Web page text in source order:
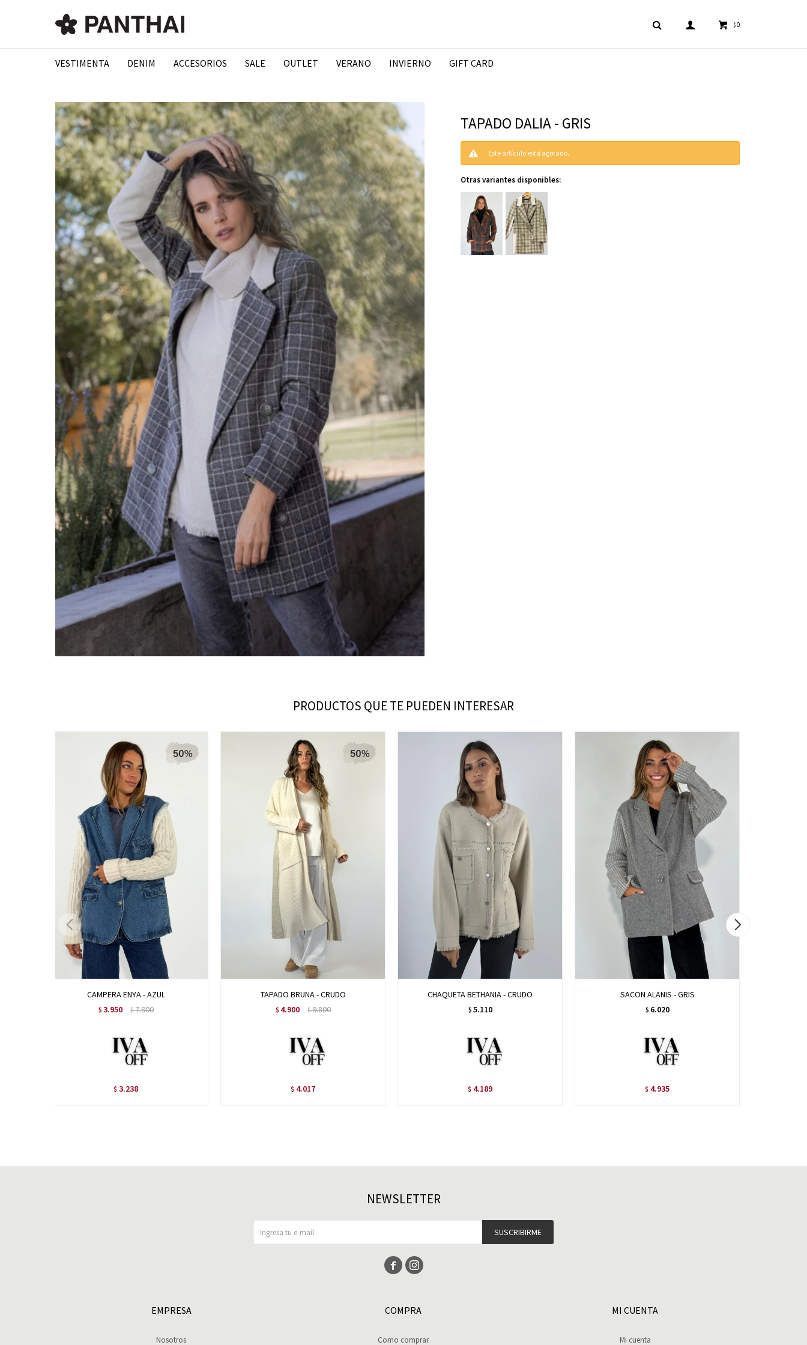
VESTIMENTA DENIM ACCESORIOS SALE OUTLET VERANO INVIERNO GIFT CARD
$0
TAPADO DALIA - GRIS
Este artículo está agotado.
Otras variantes disponibles:
PRODUCTOS QUE TE PUEDEN INTERESAR
CAMPERA ENYA - AZUL
$ 3.950 $7.900
$ 3.238
TAPADO BRUNA - CRUDO
$ 4.900 $9.800
$ 4.017
CHAQUETA BETHANIA - CRUDO
$ 5.110
$ 4.189
SACON ALANIS - GRIS
$ 6.020
$ 4.935
EMPRESA
Nosotros
COMPRA
Como comprar
MI CUENTA
Mi cuenta
NEWSLETTER
SUSCRIBIRME
 